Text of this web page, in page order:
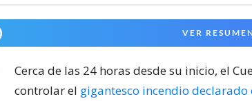
VER
Cerca de las 24 horas desde su inicio, el
controlar el gigantesco incendio